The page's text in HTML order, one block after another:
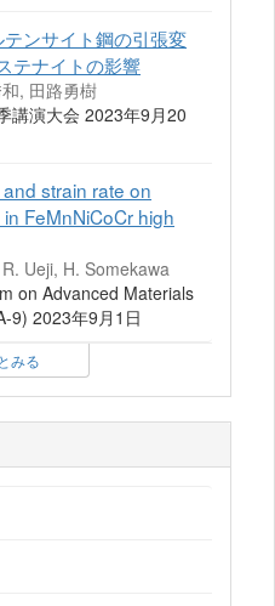
ンサイト鋼の引張変
テナイトの影響
, 田路勇樹
講演大会 2023年9月20
strain rate on
FeMnNiCoCr high
Ueji, H. Somekawa
on Advanced Materials
9) 2023年9月1日
みる